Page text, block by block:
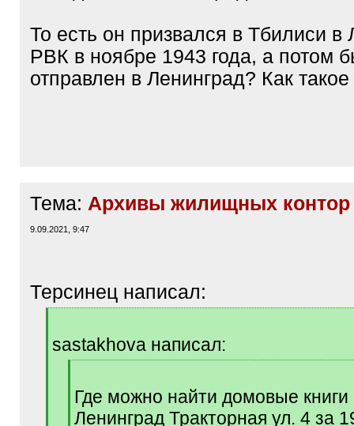
То есть он призвался в Тбилиси в
РВК в ноябре 1943 года, а потом
отправлен в Ленинград? Как
Тема: Архивы жилищных контор
9.09.2021, 9:47
Терсинец написал:
]sastakhova написал:
Где можно найти домовые книги
Ленинград Тракторная ул. 4 за